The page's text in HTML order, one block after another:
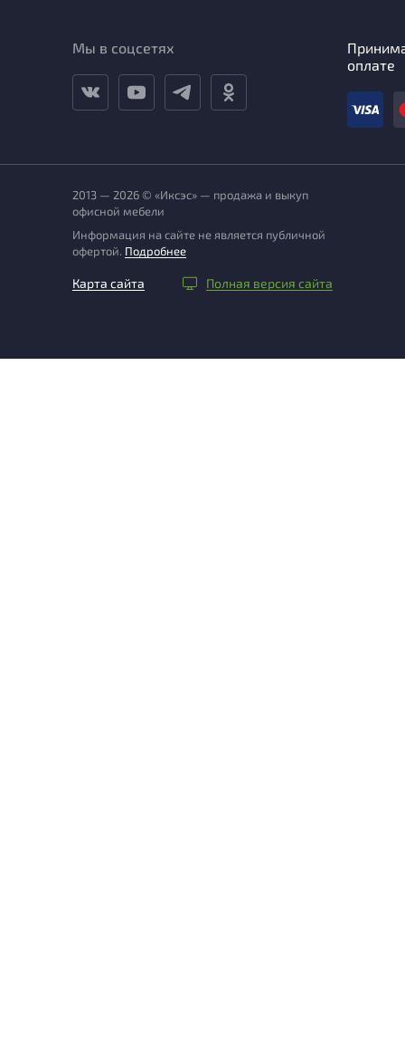
Мы в соцсетях
оплате
2013 — 2026 © «Иксэс» — продажа и выкуп
офисной мебели
Информация на сайте не является публичной
офертой. Подробнее
Карта сайта Полная версия сайта